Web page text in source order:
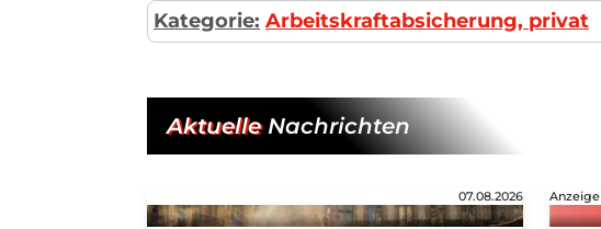
Kategorie: Arbeitskraftabsicherung, privat
AktuelleNachrichten
07.08.2026 Anzeige